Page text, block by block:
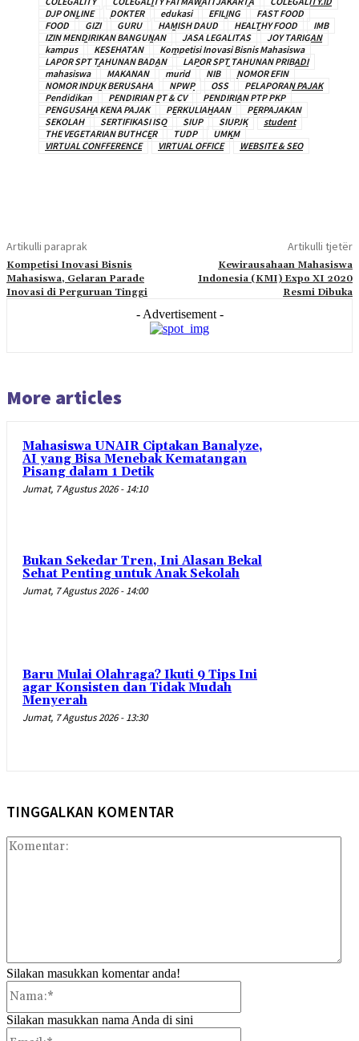
DJP ONLINE
DOKTER edukasi EFILING
FAST FOOD
FOOD
GIZI GURU HAMISH DAUD HEALTHY FOOD
IMB
IZIN MENDIRIKAN BANGUNAN
JASA LEGALITAS
JOY TARIGAN
kampus
KESEHATAN
Kompetisi Inovasi Bisnis Mahasiswa
LAPOR SPT TAHUNAN BADAN
LAPOR SPT TAHUNAN PRIBADI
mahasiswa
MAKANAN murid NIB
NOMOR EFIN
NOMOR INDUK BERUSAHA
NPWP OSS
PELAPORAN PAJAK
Pendidikan
PENDIRIAN PT & CV
PENDIRIAN PTP PKP
PENGUSAHA KENA PAJAK
PERKULIAHAAN
PERPAJAKAN
SEKOLAH
SERTIFIKASI ISO SIUP SIUPJK
student
THE VEGETARIAN BUTHCER
TUDP
UMKM
VIRTUAL CONFFERENCE
VIRTUAL OFFICE WEBSITE & SEO
Artikulli paraprak
Kompetisi Inovasi Bisnis
Mahasiswa, Gelaran Parade
Inovasi di Perguruan Tinggi
Artikulli tjetër
Kewirausahaan Mahasiswa
Indonesia (KMI) Expo XI 2020
Resmi Dibuka
- Advertisement -
More articles
Mahasiswa UNAIR Ciptakan Banalyze,
AI yang Bisa Menebak Kematangan
Pisang dalam 1 Detik
Jumat, 7 Agustus 2026 - 14:10
Bukan Sekedar Tren, Ini Alasan Bekal
Sehat Penting untuk Anak Sekolah
Jumat, 7 Agustus 2026 - 14:00
Baru Mulai Olahraga? Ikuti 9 Tips Ini
agar Konsisten dan Tidak Mudah
Menyerah
Jumat, 7 Agustus 2026 - 13:30
TINGGALKAN KOMENTAR
Silakan masukkan komentar anda!
Silakan masukkan nama Anda di sini